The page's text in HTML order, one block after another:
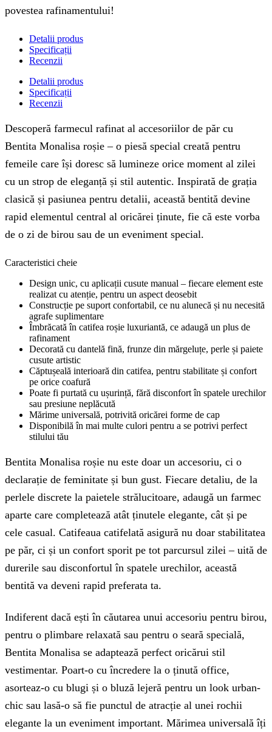
povestea rafinamentului!
Detalii produs
Specificații
Recenzii
Detalii produs
Specificații
Recenzii
Descoperă farmecul rafinat al accesoriilor de păr cu
Bentita Monalisa roșie – o piesă special creată pentru
femeile care își doresc să lumineze orice moment al zilei
cu un strop de eleganță și stil autentic. Inspirată de grația
clasică și pasiunea pentru detalii, această bentită devine
rapid elementul central al oricărei ținute, fie că este vorba
de o zi de birou sau de un eveniment special.
Caracteristici cheie
Design unic, cu aplicații cusute manual – fiecare element este
realizat cu atenție, pentru un aspect deosebit
Construcție pe suport confortabil, ce nu alunecă și nu necesită
agrafe suplimentare
Îmbrăcată în catifea roșie luxuriantă, ce adaugă un plus de
rafinament
Decorată cu dantelă fină, frunze din mărgeluțe, perle și paiete
cusute artistic
Căptușeală interioară din catifea, pentru stabilitate și confort
pe orice coafură
Poate fi purtată cu ușurință, fără disconfort în spatele urechilor
sau presiune neplăcută
Mărime universală, potrivită oricărei forme de cap
Disponibilă în mai multe culori pentru a se potrivi perfect
stilului tău
Bentita Monalisa roșie nu este doar un accesoriu, ci o
declarație de feminitate și bun gust. Fiecare detaliu, de la
perlele discrete la paietele strălucitoare, adaugă un farmec
aparte care completează atât ținutele elegante, cât și pe
cele casual. Catifeaua catifelată asigură nu doar stabilitatea
pe păr, ci și un confort sporit pe tot parcursul zilei – uită de
durerile sau disconfortul în spatele urechilor, această
bentită va deveni rapid preferata ta.
Indiferent dacă ești în căutarea unui accesoriu pentru birou,
pentru o plimbare relaxată sau pentru o seară specială,
Bentita Monalisa se adaptează perfect oricărui stil
vestimentar. Poart-o cu încredere la o ținută office,
asorteaz-o cu blugi și o bluză lejeră pentru un look urban-
chic sau lasă-o să fie punctul de atracție al unei rochii
elegante la un eveniment important. Mărimea universală îți